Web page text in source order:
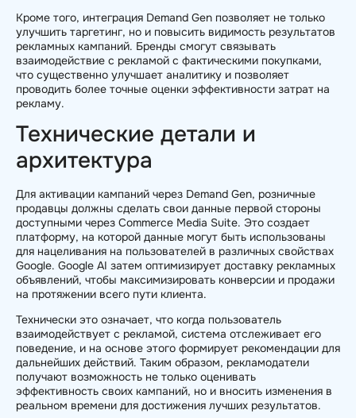
Кроме того, интеграция Demand Gen позволяет не только
улучшить таргетинг, но и повысить видимость результатов
рекламных кампаний. Бренды смогут связывать
взаимодействие с рекламой с фактическими покупками,
что существенно улучшает аналитику и позволяет
проводить более точные оценки эффективности затрат на
рекламу.
Технические детали и
архитектура
Для активации кампаний через Demand Gen, розничные
продавцы должны сделать свои данные первой стороны
доступными через Commerce Media Suite. Это создает
платформу, на которой данные могут быть использованы
для нацеливания на пользователей в различных свойствах
Google. Google AI затем оптимизирует доставку рекламных
объявлений, чтобы максимизировать конверсии и продажи
на протяжении всего пути клиента.
Технически это означает, что когда пользователь
взаимодействует с рекламой, система отслеживает его
поведение, и на основе этого формирует рекомендации для
дальнейших действий. Таким образом, рекламодатели
получают возможность не только оценивать
эффективность своих кампаний, но и вносить изменения в
реальном времени для достижения лучших результатов.